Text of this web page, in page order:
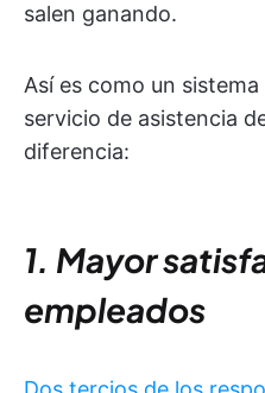
salen ganando.
Así es como un
servicio de asistencia
diferencia:
1. Mayor
empleados